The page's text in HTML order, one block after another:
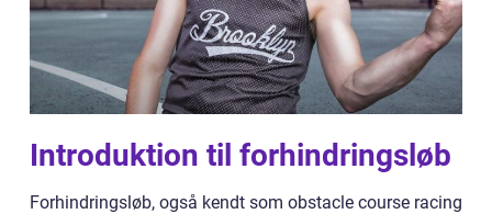
Introduktion til forhindringsløb
Forhindringsløb, også kendt som obstacle course racing